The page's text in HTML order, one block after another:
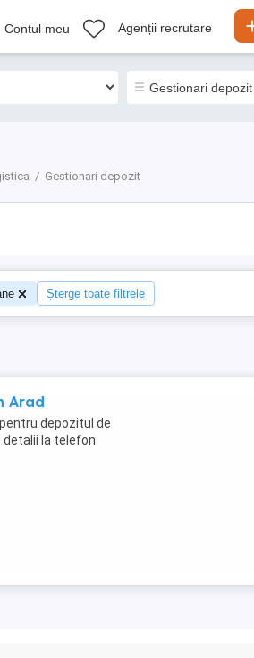
Contul meu Agenții recrutare
Gestionari depozit
Șterge toate filtrele
Arad
depozitul de
detalii la telefon: